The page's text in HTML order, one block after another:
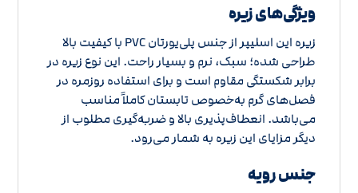
ویژگی‌های زیره
زیره این اسلیپر از جنس پلی‌یورتان PVC با کیفیت بالا
طراحی شده؛ سبک، نرم و بسیار راحت. این نوع زیره در
برابر شکستگی مقاوم است و برای استفاده روزمره در
فصل‌های گرم به‌خصوص تابستان کاملاً مناسب
می‌باشد. انعطاف‌پذیری بالا و ضربه‌گیری مطلوب از
دیگر مزایای این زیره به شمار می‌رود.
جنس رویه